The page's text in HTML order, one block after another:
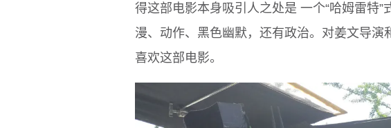
得这部电影本身吸引人之处是 一个“哈姆雷特
漫、动作、黑色幽默，还有政治。对姜文导演
喜欢这部电影。